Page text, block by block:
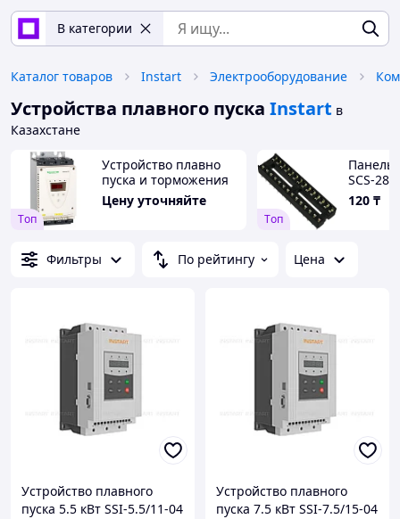
В категории
Каталог товаров Instart Электрооборудование
Устройства плавного пуска Instart в
Казахстане
Tоп
Устройство плавно
пуска и торможения
ATS22D17Q,7,5 кВт
Цену уточняйте
Tоп
SCS-28
120 ₸
Фильтры По рейтингу Цена
Устройство плавного
пуска 5.5 кВт SSI-5.5/11-04
Устройство плавного
пуска 7.5 кВт SSI-7.5/15-04